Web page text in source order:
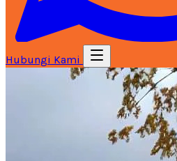
Hubungi Kami